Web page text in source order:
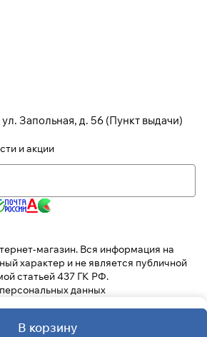
В корзину
ул. Запольная, д. 56 (Пункт выдачи)
и акции
магазин. Вся информация на
характер и не является публичной
статьей 437 ГК РФ.
данных